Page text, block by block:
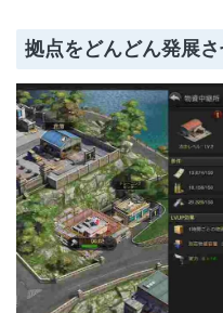
拠点をどんどん発展さ